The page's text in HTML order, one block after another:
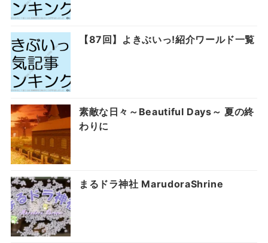
【87回】よきぶいっ!紹介ワールド一覧
素敵な日々～Beautiful Days～ 夏の終
わりに
まるドラ神社 MarudoraShrine